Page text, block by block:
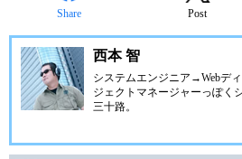
Share Post
西本 智
システムエンジニア→Webデ
ジェクトマネージャーっぽく
三十路。